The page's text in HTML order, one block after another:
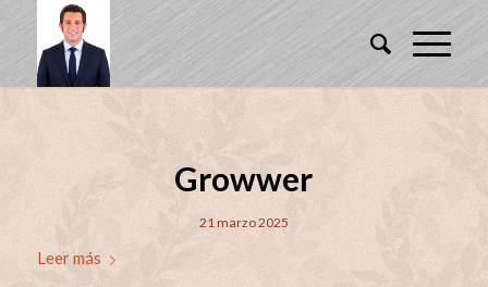
Growwer
21 marzo 2025
Leer más